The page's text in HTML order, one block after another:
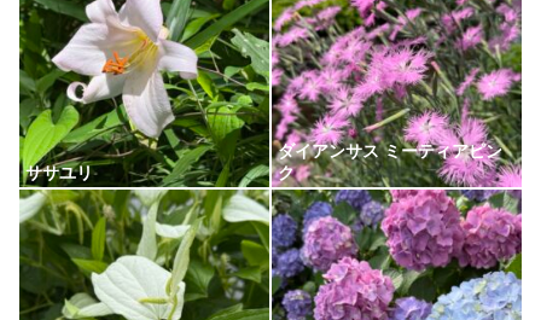
ササユリ
ダイアンサス ミーティアピン
ク